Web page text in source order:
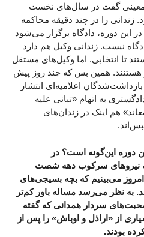
معینی گفت در سال‌های نخست
زندانی را در چند دقیقه محاکمه
این دوره، دادگاه برگزار می‌شود
نیست. زندانی وکیل هم دارد
تا انتخابی. اما وکیل‌های مستقل
هستنند. همین بس که چند روز پیش
اعلامیه‌ای انتشار
این که ۴۳ وکیل دادگستری به اتهام «تبانی علیه
هم اینک در زندان‌های
دوره این‌گونه است؟ در
نیروهای سرکوب دهه شصت
امروز می‌بینیم که بچه بسیجی‌های
به نظر می‌رسد مساله باور کم‌تر
سردار همدانی که گفته
از «اراذل و اوباش» را پس از
بودند.